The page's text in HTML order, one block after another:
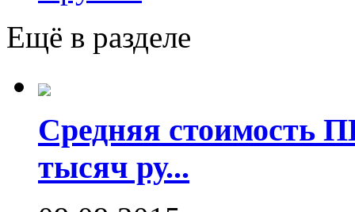
Ещё в разделе
Средняя стоимость
тысяч ру...